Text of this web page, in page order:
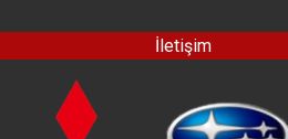
İletişim